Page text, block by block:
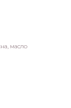
масло